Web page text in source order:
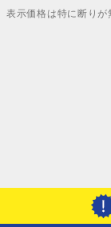
表示価格は特に断り